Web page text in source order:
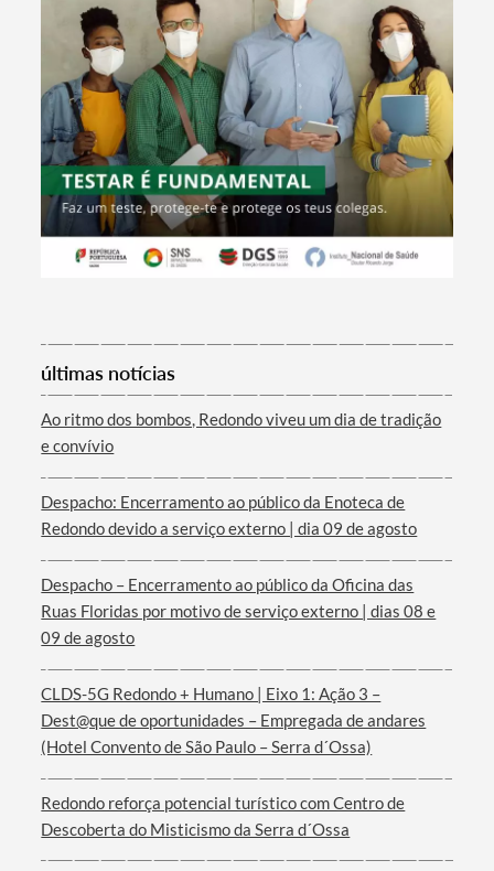
Termo de Pesquisa
Categorias gerais
Filtros
últimas notícias
Ao ritmo dos bombos, Redondo viveu um dia de tradição
e convívio
Despacho: Encerramento ao público da Enoteca de
Redondo devido a serviço externo | dia 09 de agosto
Despacho – Encerramento ao público da Oficina das
Ruas Floridas por motivo de serviço externo | dias 08 e
09 de agosto
CLDS-5G Redondo + Humano | Eixo 1: Ação 3 –
Dest@que de oportunidades – Empregada de andares
(Hotel Convento de São Paulo – Serra d´Ossa)
Redondo reforça potencial turístico com Centro de
Descoberta do Misticismo da Serra d´Ossa